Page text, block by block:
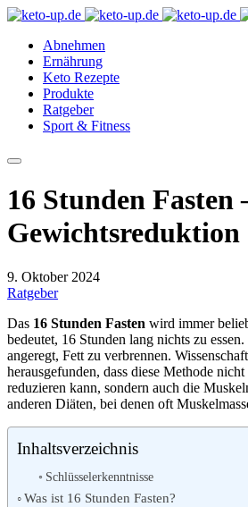
Abnehmen
Ernährung
Keto Rezepte
Produkte
Ratgeber
Sport & Fitness
16 Stunden Fasten
Gewichtsreduktion
9. Oktober 2024
Ratgeber
Das 16 Stunden Fasten wird immer
bedeutet, 16 Stunden lang nichts zu
angeregt, Fett zu verbrennen.
herausgefunden, dass diese Methode
reduzieren kann, sondern auch die
anderen Diäten, bei denen oft
Inhaltsverzeichnis
Schlüsselerkenntnisse
Was ist 16 Stunden Fasten?